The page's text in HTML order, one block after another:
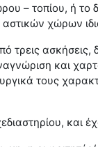
– τοπίου, ή το
χώρων
τρεις ασκήσεις,
και
τους
και